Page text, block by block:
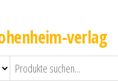
verlag